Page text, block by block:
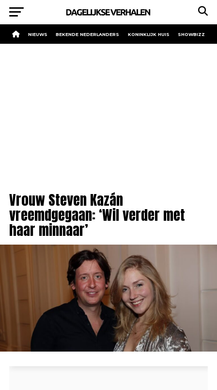
NIEUWS BEKENDE NEDERLANDERS KONINKLIJK HUIS SHOWBIZZ
Vrouw Steven Kazán
vreemdgegaan: ‘Wil verder met
haar minnaar’